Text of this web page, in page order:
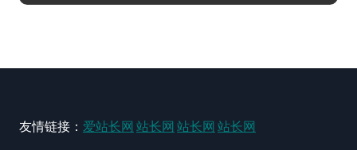
友情链接： 爱站长网 站长网 站长网 站长网